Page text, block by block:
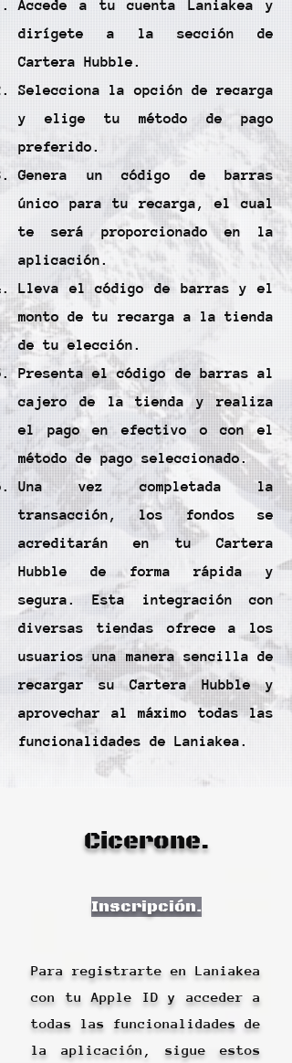
Accede a tu cuenta Laniakea y
dirígete a la sección de
Cartera Hubble.
Selecciona la opción de recarga
y elige tu método de pago
preferido.
Genera un código de barras
único para tu recarga, el cual
te será proporcionado en la
aplicación.
Lleva el código de barras y el
monto de tu recarga a la tienda
de tu elección.
Presenta el código de barras al
cajero de la tienda y realiza
el pago en efectivo o con el
método de pago seleccionado.
Una vez completada la
transacción, los fondos se
acreditarán en tu Cartera
Hubble de forma rápida y
segura. Esta integración con
diversas tiendas ofrece a los
usuarios una manera sencilla de
recargar su Cartera Hubble y
aprovechar al máximo todas las
funcionalidades de Laniakea.
Cicerone.
Inscripción.
Para registrarte en Laniakea
con tu Apple ID y acceder a
todas las funcionalidades de
la aplicación, sigue estos